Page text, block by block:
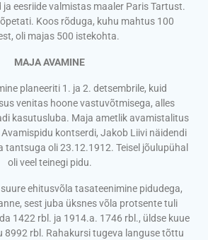
eesriide valmistas maaler Paris Tartust.
Koos rõduga, kuhu mahtus 100
oli majas 500 istekohta.
MAJA AVAMINE
planeeriti 1. ja 2. detsembrile, kuid
venitas hoone vastuvõtmisega, alles
kasutusluba. Maja ametlik avamistalitus
kontserdi, Jakob Liivi näidendi
tantsuga oli 23.12.1912. Teisel jõulupühal
oli veel teinegi pidu.
ehitusvõla tasateenimine pidudega,
sest juba üksnes võla protsente tuli
1422 rbl. ja 1914.a. 1746 rbl., üldse kuue
8992 rbl. Rahakursi tugeva languse tõttu